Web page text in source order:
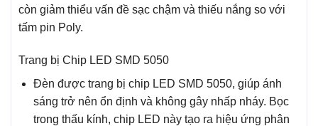
còn giảm thiểu vấn đề sạc chậm và thiếu nắng so với
tấm pin Poly.
Trang bị Chip LED SMD 5050
Đèn được trang bị chip LED SMD 5050, giúp ánh
sáng trở nên ổn định và không gây nhấp nháy. Bọc
trong thấu kính, chip LED này tạo ra hiệu ứng phân